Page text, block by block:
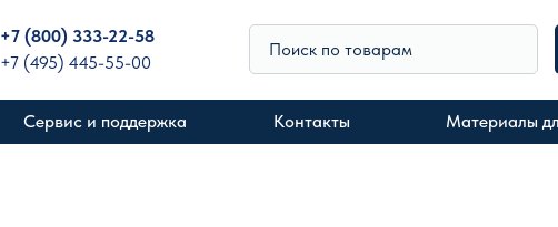
Материалы
Сервис и поддержка Контакты
+7 (800) 333-22-58
+7 (495) 445-55-00
Поиск по товарам